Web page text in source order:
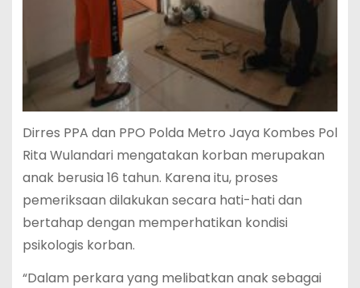
Dirres PPA dan PPO Polda Metro Jaya Kombes Pol
Rita Wulandari mengatakan korban merupakan
anak berusia 16 tahun. Karena itu, proses
pemeriksaan dilakukan secara hati-hati dan
bertahap dengan memperhatikan kondisi
psikologis korban.
“Dalam perkara yang melibatkan anak sebagai